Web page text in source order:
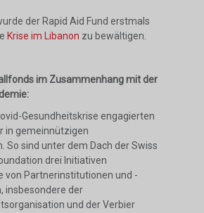
der Rapid Aid Fund erstmals
Krise im Libanon zu bewältigen.
im Zusammenhang mit der
Gesundheitskrise engagierten
in gemeinnützigen
So sind unter dem Dach der Swiss
drei Initiativen
von Partnerinstitutionen und -
insbesondere der
und der Verbier